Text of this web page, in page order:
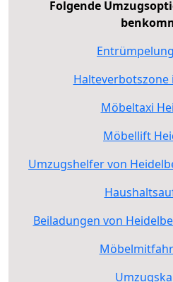
Folgende
Halteverbotszone
Möbeltaxi
Möbellift
Umzugshelfer von
Beiladungen von